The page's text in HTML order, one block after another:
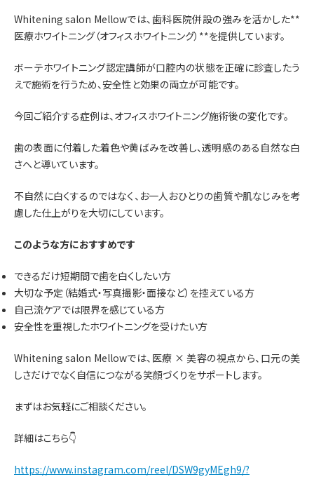
Whitening salon Mellowでは、歯科医院併設の強みを活かした**
医療ホワイトニング（オフィスホワイトニング）**を提供しています。
ボーテホワイトニング認定講師が口腔内の状態を正確に診査したう
えで施術を行うため、安全性と効果の両立が可能です。
今回ご紹介する症例は、オフィスホワイトニング施術後の変化です。
歯の表面に付着した着色や黄ばみを改善し、透明感のある自然な白
さへと導いています。
不自然に白くするのではなく、お一人おひとりの歯質や肌なじみを考
慮した仕上がりを大切にしています。
このような方におすすめです
できるだけ短期間で歯を白くしたい方
大切な予定（結婚式・写真撮影・面接など）を控えている方
自己流ケアでは限界を感じている方
安全性を重視したホワイトニングを受けたい方
Whitening salon Mellowでは、医療 × 美容の視点から、口元の美
しさだけでなく自信につながる笑顔づくりをサポートします。
まずはお気軽にご相談ください。
詳細はこちら👇
https://www.instagram.com/reel/DSW9gyMEgh9/?